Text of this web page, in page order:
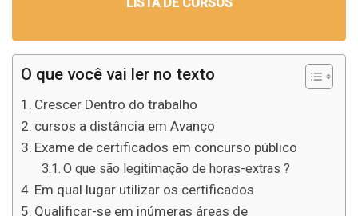
O que você vai ler no texto
Crescer Dentro do trabalho
cursos a distância em Avanço
Exame de certificados em concurso público
O que são legitimação de horas-extras ?
Em qual lugar utilizar os certificados
Qualificar-se em inúmeras áreas de